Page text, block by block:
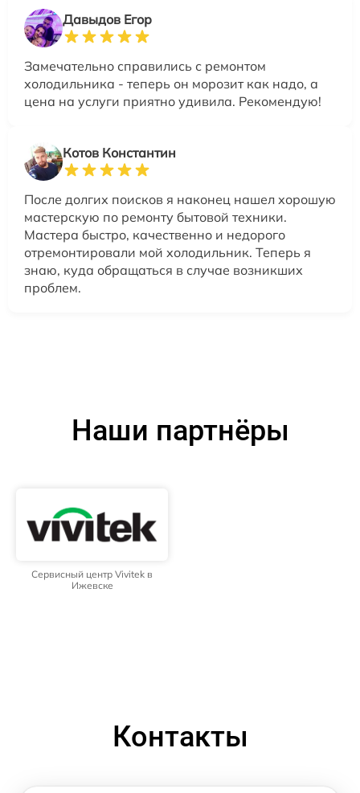
Давыдов Егор
Замечательно справились с ремонтом
холодильника - теперь он морозит как надо, а
цена на услуги приятно удивила. Рекомендую!
Котов Константин
После долгих поисков я наконец нашел хорошую
мастерскую по ремонту бытовой техники.
Мастера быстро, качественно и недорого
отремонтировали мой холодильник. Теперь я
знаю, куда обращаться в случае возникших
проблем.
Наши партнёры
Сервисный центр Vivitek в
Ижевске
Контакты